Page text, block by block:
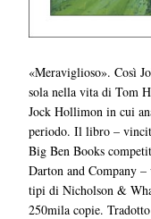
«Meraviglioso». Così
sola nella vita di Tom
Jock Hollimon in cui
periodo. Il libro –
Big Ben Books
Darton and Company
tipi di Nicholson &
250mila copie.